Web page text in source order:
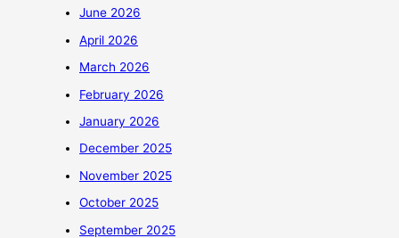
June 2026
April 2026
March 2026
February 2026
January 2026
December 2025
November 2025
October 2025
September 2025